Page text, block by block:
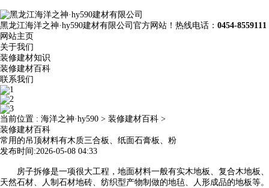
黑龙江海洋之神·hy590建材有限公司官方网站！热线电话： 0454-8559111
网站主页
关于我们
装修建材知识
装修建材百科
联系我们
当前位置 : 海洋之神·hy590 > 装修建材百科 >
装修建材百科
常用的吊顶材料有木质三合板、纸面石膏板、粉
发布时间:2026-05-08 04:33
房子拆修是一项很大工程，地面材料一般有实木地板、复合木地板、
天然石材、人制石材地砖、纺织型产物制做的地毡、人形成品的地板等。